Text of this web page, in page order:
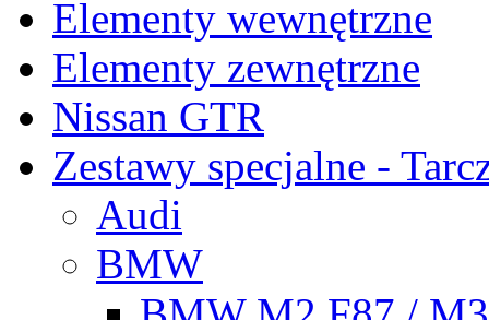
Elementy wewnętrzne
Elementy zewnętrzne
Nissan GTR
Zestawy specjalne -
Audi
BMW